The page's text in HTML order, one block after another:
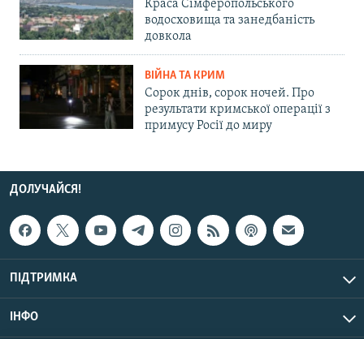
Краса Сімферопольського
водосховища та занедбаність
довкола
ВІЙНА ТА КРИМ
Сорок днів, сорок ночей. Про
результати кримської операції з
примусу Росії до миру
ДОЛУЧАЙСЯ!
ПІДТРИМКА
ІНФО